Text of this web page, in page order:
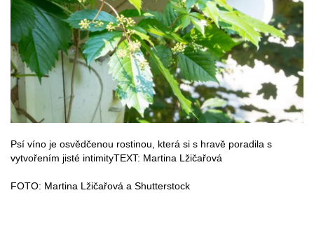
Psí víno je osvědčenou rostinou, která si s hravě poradila s
vytvořením jisté intimityTEXT: Martina Lžičařová
FOTO: Martina Lžičařová a Shutterstock